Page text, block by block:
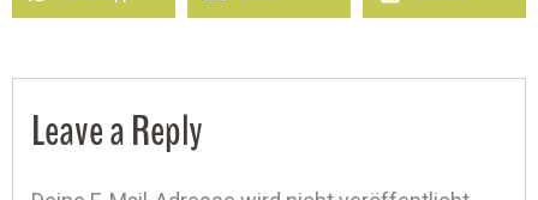
Leave a Reply